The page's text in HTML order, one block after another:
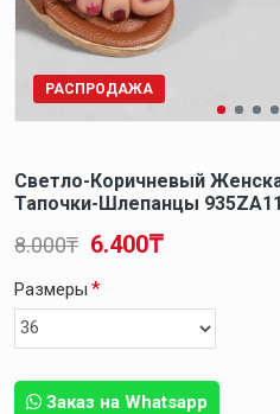
РАСПРОДАЖА
Светло-Коричневый
Тапочки-Шлепанцы
Заказ на Whatsapp
6.400₸
8.000₸
Размеры